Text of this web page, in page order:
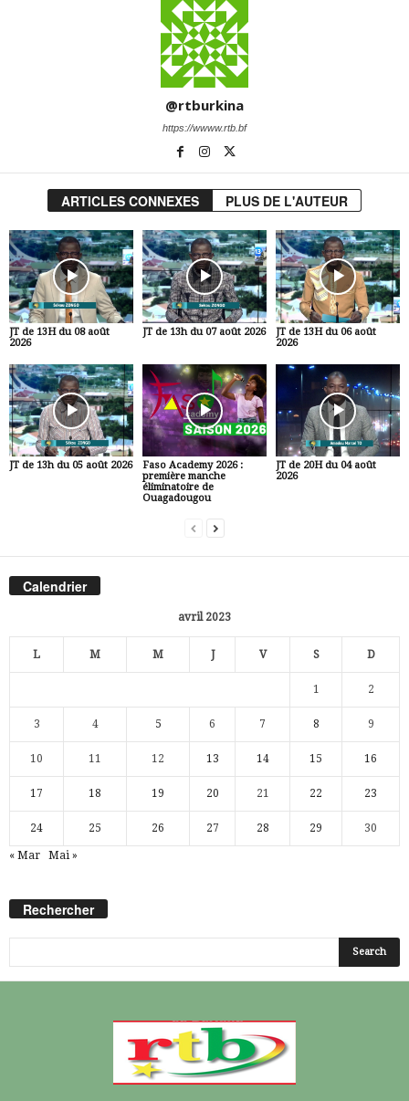
@rtburkina
https://wwww.rtb.bf
ARTICLES CONNEXES PLUS DE L'AUTEUR
JT de 13H du 08 août
2026
JT de 13h du 07 août 2026
JT de 13H du 06 août
2026
JT de 13h du 05 août 2026
Faso Academy 2026 :
première manche
éliminatoire de
Ouagadougou
JT de 20H du 04 août
2026
Calendrier
avril 2023
L M M J V S D
1 2
3 4 5 6 7 8 9
10 11 12 13 14 15 16
17 18 19 20 21 22 23
24 25 26 27 28 29 30
« Mar Mai »
Rechercher